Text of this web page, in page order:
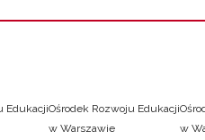
EdukacjiOśrodek Rozwoju Edukacji
w Warszawie
w